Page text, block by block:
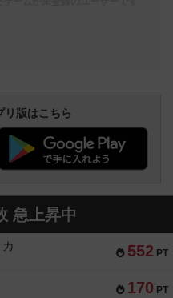
リ版はこちら
急上昇中
552 PT
170 PT